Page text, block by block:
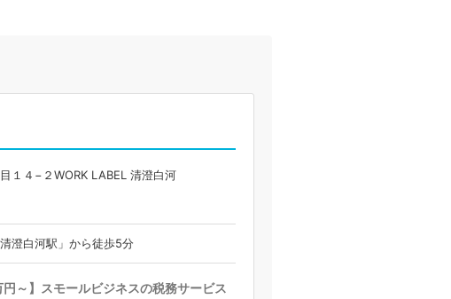
１４−２WORK LABEL 清澄白河
澄白河駅」から徒歩5分
円～】スモールビジネスの税務サービス